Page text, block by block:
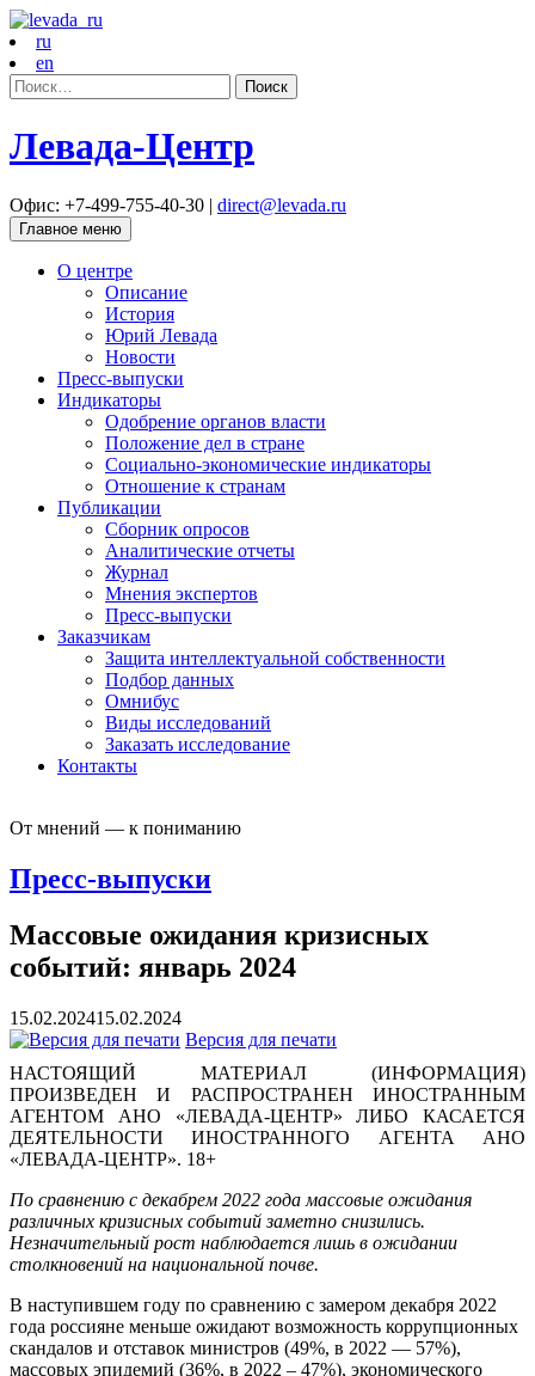
ru
en
Найти:
Левада-Центр
Офис: +7-499-755-40-30 | direct@levada.ru
Главное меню
О центре
Описание
История
Юрий Левада
Новости
Пресс-выпуски
Индикаторы
Одобрение органов власти
Положение дел в стране
Социально-экономические индикаторы
Отношение к странам
Публикации
Сборник опросов
Аналитические отчеты
Журнал
Мнения экспертов
Пресс-выпуски
Заказчикам
Защита интеллектуальной собственности
Подбор данных
Омнибус
Виды исследований
Заказать исследование
Контакты
От мнений — к пониманию
Пресс-выпуски
Массовые ожидания кризисных
событий: январь 2024
15.02.202415.02.2024
Версия для печати
НАСТОЯЩИЙ МАТЕРИАЛ (ИНФОРМАЦИЯ)
ПРОИЗВЕДЕН И РАСПРОСТРАНЕН ИНОСТРАННЫМ
АГЕНТОМ АНО «ЛЕВАДА-ЦЕНТР» ЛИБО КАСАЕТСЯ
ДЕЯТЕЛЬНОСТИ ИНОСТРАННОГО АГЕНТА АНО
«ЛЕВАДА-ЦЕНТР». 18+
По сравнению с декабрем 2022 года массовые ожидания
различных кризисных событий заметно снизились.
Незначительный рост наблюдается лишь в ожидании
столкновений на национальной почве.
В наступившем году по сравнению с замером декабря 2022
года россияне меньше ожидают возможность коррупционных
скандалов и отставок министров (49%, в 2022 — 57%),
массовых эпидемий (36%, в 2022 – 47%), экономического